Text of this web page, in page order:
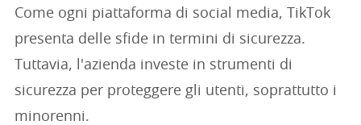
Come ogni piattaforma di social media, TikTok
presenta delle sfide in termini di sicurezza.
Tuttavia, l'azienda investe in strumenti di
sicurezza per proteggere gli utenti, soprattutto i
minorenni.